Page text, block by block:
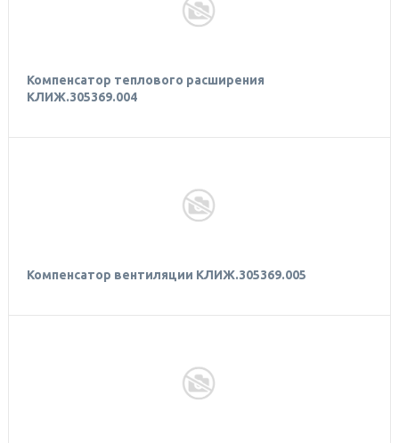
Компенсатор теплового расширения
КЛИЖ.305369.004
Компенсатор вентиляции КЛИЖ.305369.005